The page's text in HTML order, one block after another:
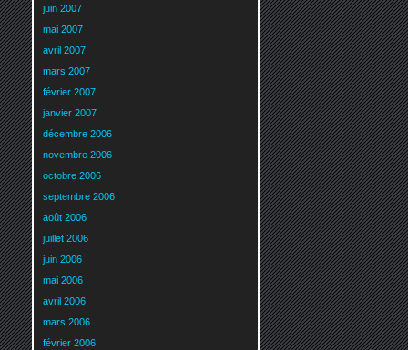
juin 2007
mai 2007
avril 2007
mars 2007
février 2007
janvier 2007
décembre 2006
novembre 2006
octobre 2006
septembre 2006
août 2006
juillet 2006
juin 2006
mai 2006
avril 2006
mars 2006
février 2006